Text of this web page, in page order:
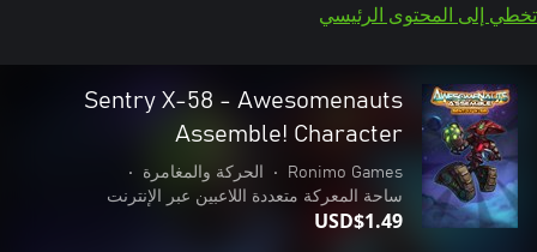
تخطي إلى المحتوى الرئيسي
Sentry X-58 - Awesomenauts
Assemble! Character
Ronimo Games
• الحركة والمغامرة
•
ساحة المعركة متعددة اللاعبين عبر الإنترنت
USD$1.49